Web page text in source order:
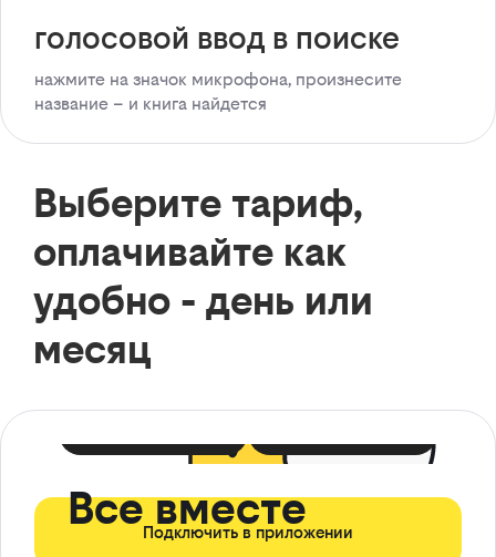
голосовой ввод в поиске
нажмите на значок микрофона, произнесите
название – и книга найдется
Выберите тариф,
оплачивайте как
удобно - день или
месяц
Все вместе
Подключить в приложении